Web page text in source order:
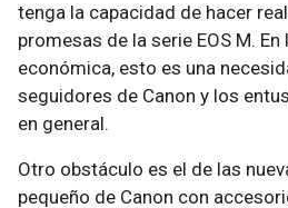
tenga la capacidad de hacer
promesas de la serie EOS M.
económica, esto es una
seguidores de Canon y los
en general.
Otro obstáculo es el de las
pequeño de Canon con